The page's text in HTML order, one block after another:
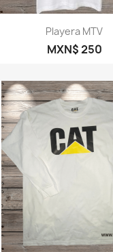
Vista rápida
Playera MTV
MXN$ 250